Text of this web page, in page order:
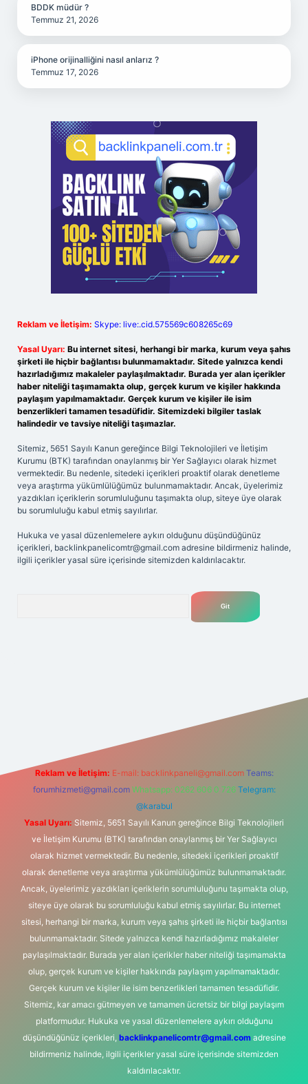
BDDK müdür ?
Temmuz 21, 2026
iPhone orijinalliğini nasıl anlarız ?
Temmuz 17, 2026
Reklam ve İletişim: Skype: live:.cid.575569c608265c69
Yasal Uyarı: Bu internet sitesi, herhangi bir marka, kurum veya şahıs
şirketi ile hiçbir bağlantısı bulunmamaktadır. Sitede yalnızca kendi
hazırladığımız makaleler paylaşılmaktadır. Burada yer alan içerikler
haber niteliği taşımamakta olup, gerçek kurum ve kişiler hakkında
paylaşım yapılmamaktadır. Gerçek kurum ve kişiler ile isim
benzerlikleri tamamen tesadüfidir. Sitemizdeki bilgiler taslak
halindedir ve tavsiye niteliği taşımazlar.
Sitemiz, 5651 Sayılı Kanun gereğince Bilgi Teknolojileri ve İletişim
Kurumu (BTK) tarafından onaylanmış bir Yer Sağlayıcı olarak hizmet
vermektedir. Bu nedenle, sitedeki içerikleri proaktif olarak denetleme
veya araştırma yükümlülüğümüz bulunmamaktadır. Ancak, üyelerimiz
yazdıkları içeriklerin sorumluluğunu taşımakta olup, siteye üye olarak
bu sorumluluğu kabul etmiş sayılırlar.
Hukuka ve yasal düzenlemelere aykırı olduğunu düşündüğünüz
içerikleri, backlinkpanelicomtr@gmail.com adresine bildirmeniz halinde,
ilgili içerikler yasal süre içerisinde sitemizden kaldırılacaktır.
Reklam ve İletişim: E-mail: backlinkpaneli@gmail.com Teams:
forumhizmeti@gmail.com Whatsapp: 0262 606 0 726 Telegram:
@karabul
Yasal Uyarı: Sitemiz, 5651 Sayılı Kanun gereğince Bilgi Teknolojileri
ve İletişim Kurumu (BTK) tarafından onaylanmış bir Yer Sağlayıcı
olarak hizmet vermektedir. Bu nedenle, sitedeki içerikleri proaktif
olarak denetleme veya araştırma yükümlülüğümüz bulunmamaktadır.
Ancak, üyelerimiz yazdıkları içeriklerin sorumluluğunu taşımakta olup,
siteye üye olarak bu sorumluluğu kabul etmiş sayılırlar. Bu internet
sitesi, herhangi bir marka, kurum veya şahıs şirketi ile hiçbir bağlantısı
bulunmamaktadır. Sitede yalnızca kendi hazırladığımız makaleler
paylaşılmaktadır. Burada yer alan içerikler haber niteliği taşımamakta
olup, gerçek kurum ve kişiler hakkında paylaşım yapılmamaktadır.
Gerçek kurum ve kişiler ile isim benzerlikleri tamamen tesadüfidir.
Sitemiz, kar amacı gütmeyen ve tamamen ücretsiz bir bilgi paylaşım
platformudur. Hukuka ve yasal düzenlemelere aykırı olduğunu
düşündüğünüz içerikleri, backlinkpanelicomtr@gmail.comadresine
bildirmeniz halinde, ilgili içerikler yasal süre içerisinde sitemizden
kaldırılacaktır.